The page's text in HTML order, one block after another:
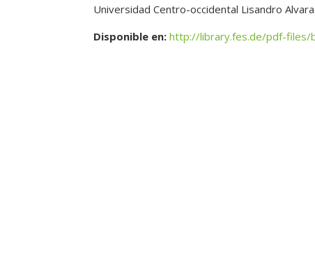
Universidad Centro-occidental Lisandro
Disponible en:http://library.fes.de/pdf-files/